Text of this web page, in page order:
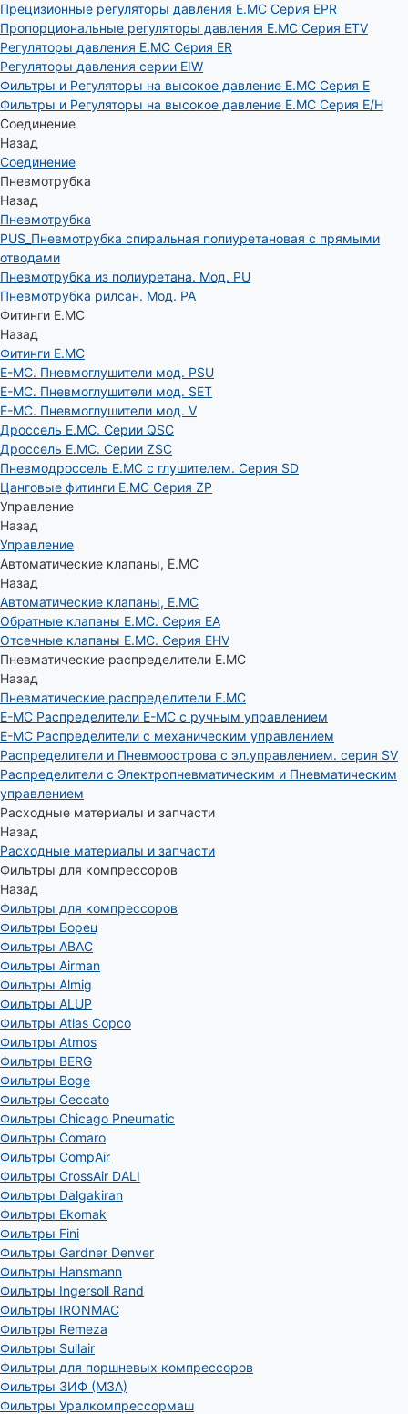
Прецизионные регуляторы давления E.MC Серия EPR
Пропорциональные регуляторы давления E.MC Серия ETV
Регуляторы давления E.MC Серия ER
Регуляторы давления серии EIW
Фильтры и Регуляторы на высокое давление E.MC Серия E
Фильтры и Регуляторы на высокое давление E.MC Серия E/H
Соединение
Назад
Соединение
Пневмотрубка
Назад
Пневмотрубка
PUS_Пневмотрубка спиральная полиуретановая с прямыми
отводами
Пневмотрубка из полиуретана. Мод. РU
Пневмотрубка рилсан. Мод. PA
Фитинги E.MC
Назад
Фитинги E.MC
E-MC. Пневмоглушители мод. PSU
E-MC. Пневмоглушители мод. SET
E-MC. Пневмоглушители мод. V
Дроссель E.MC. Серии QSC
Дроссель E.MC. Серии ZSC
Пневмодроссель E.MC с глушителем. Серия SD
Цанговые фитинги E.MC Серия ZP
Управление
Назад
Управление
Автоматические клапаны, Е.МС
Назад
Автоматические клапаны, Е.МС
Обратные клапаны E.MC. Серия EA
Отсечные клапаны E.MC. Серия EHV
Пневматические распределители E.MC
Назад
Пневматические распределители E.MC
E-MC Распределители E-MC с ручным управлением
E-MC Распределители с механическим управлением
Распределители и Пневмоострова с эл.управлением. серия SV
Распределители с Электропневматическим и Пневматическим
управлением
Расходные материалы и запчасти
Назад
Расходные материалы и запчасти
Фильтры для компрессоров
Назад
Фильтры для компрессоров
Фильтры Борец
Фильтры ABAC
Фильтры Airman
Фильтры Almig
Фильтры ALUP
Фильтры Atlas Copco
Фильтры Atmos
Фильтры BERG
Фильтры Boge
Фильтры Ceccato
Фильтры Chicago Pneumatic
Фильтры Comaro
Фильтры CompAir
Фильтры CrossAir DALI
Фильтры Dalgakiran
Фильтры Ekomak
Фильтры Fini
Фильтры Gardner Denver
Фильтры Hansmann
Фильтры Ingersoll Rand
Фильтры IRONMAC
Фильтры Remeza
Фильтры Sullair
Фильтры для поршневых компрессоров
Фильтры ЗИФ (МЗА)
Фильтры Уралкомпрессормаш